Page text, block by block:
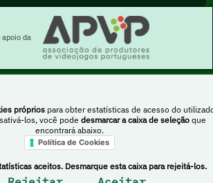
própriospara obter estatísticas de acesso do
los, você pode desmarcar a caixa de seleção que
encontrará abaixo.
Política de Cookies
aceitos. Desmarque esta caixa para rejeitá-los.
apoio da
licença Creative Commons Atribuição-NãoComercial-
PartilhaIgual 4.0 Internacional
DeVuego Espanha DeVuego LATAM